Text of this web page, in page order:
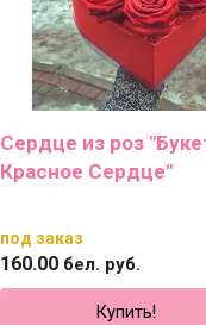
Сердце из роз
Красное Сердце"
под заказ
160.00 бел. руб.
Купить!